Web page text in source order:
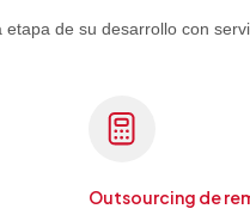
de su desarrollo con
Outsourcing de